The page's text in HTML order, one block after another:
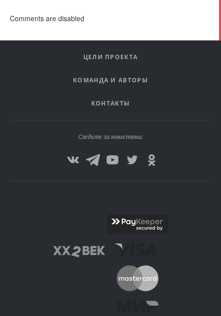
Comments are disabled
ЦЕЛИ ПРОЕКТА
КОМАНДА И АВТОРЫ
КОНТАКТЫ
Следите за новостями: